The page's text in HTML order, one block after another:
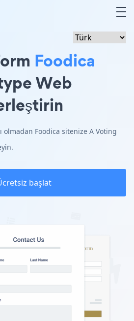
Foodica
Web
olmadan Foodica sitenize A Voting
başlat